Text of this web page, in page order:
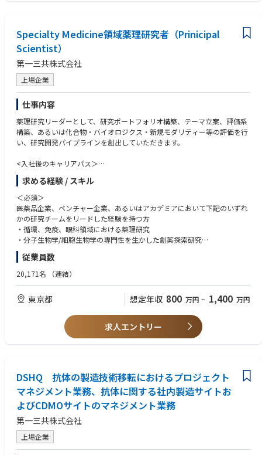
・新工場、新試運転室、または新規試験設備立上げの経験
・試験法移管、分析法バリデーション、分析技術レポリケーションの経験
・PMDA、FDA などの他国規制当局による GMP に関する試験対応の経験
・理化学試験、生化学試験、微生物試験、無菌試験、エンドトキシン試
験、環境モニタリング等に関する知見または実務経験
・外部委託試験機関の選定、管理、監査経験
・LIMS、電子記録、試験データ管理、CSV、データインテグリティに関す
る知識または実務経験
・英語による技術文書・品質文書の読解、海外技術パートナーとのコミュ
ニケーション経験
・海外パートナーとの品質管理・技術移管プロジェクト経験
Specialty Medicine領域薬理研究者（Prinicipal
Scientist）
第一三共株式会社
上場企業
仕事内容
薬理研究リーダーとして、研究ポートフォリオ構築、テーマ立案、評価系
構築、あるいは化合物・バイオロジクス・新規モダリティー等の評価を行
い、研究開発パイプラインを創出していただきます。
<入社後のキャリアパス＞
●スペシャルティ領域のテーマ立案・創薬研究チームリーダー
●グループ長補佐
求める経験 / スキル
＜必須＞
医薬品企業、ベンチャー企業、あるいはアカデミアにおいて下記のいずれ
かの研究チームをリードした経験を持つ方
・循環、免疫、眼科領域における薬理研究
・分子生物学/細胞生物学の専門性を生かした創薬探索研究
・データサイエンスを活用した創薬研究
・博士号取得者
・外部組織との協業を円滑に推進した経験
・国内外の外部研究者との幅広いネットワークを構築した経験
・筆頭著者の学術論文を複数有する方
・英語中級以上
従業員数
20,171名 （連結）
東京都 想定年収 800 万円 ~ 1,400 万円
求人エントリー
DSHQ 抗体の製造技術移転におけるプロジェクト
マネジメント業務、抗体に関する社内製造サイトお
よびCDMOサイトのマネジメント業務
第一三共株式会社
上場企業